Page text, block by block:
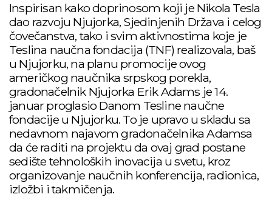
Inspirisan kako doprinosom koji je Nikola Tesla
dao razvoju Njujorka, Sjedinjenih Država i celog
čovečanstva, tako i svim aktivnostima koje je
Teslina naučna fondacija (TNF) realizovala, baš
u Njujorku, na planu promocije ovog
američkog naučnika srpskog porekla,
gradonačelnik Njujorka Erik Adams je 14.
januar proglasio Danom Tesline naučne
fondacije u Njujorku. To je upravo u skladu sa
nedavnom najavom gradonačelnika Adamsa
da će raditi na projektu da ovaj grad postane
sedište tehnoloških inovacija u svetu, kroz
organizovanje naučnih konferencija, radionica,
izložbi i takmičenja.